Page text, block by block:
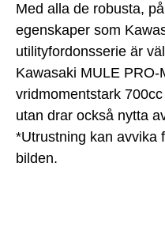
Med alla de robusta,
egenskaper som
utilityfordonsserie är
Kawasaki MULE
vridmomentstark
utan drar också nytta
*Utrustning kan avvika
bilden.